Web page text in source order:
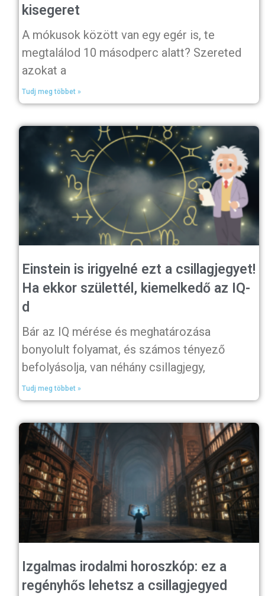
kisegeret
A mókusok között van egy egér is, te
megtalálod 10 másodperc alatt? Szereted
azokat a
Tudj meg többet »
Einstein is irigyelné ezt a csillagjegyet!
Ha ekkor születtél, kiemelkedő az IQ-
d
Bár az IQ mérése és meghatározása
bonyolult folyamat, és számos tényező
befolyásolja, van néhány csillagjegy,
Tudj meg többet »
Izgalmas irodalmi horoszkóp: ez a
regényhős lehetsz a csillagjegyed